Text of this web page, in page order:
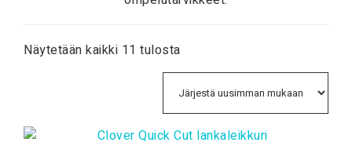
Näytetään kaikki 11 tulosta